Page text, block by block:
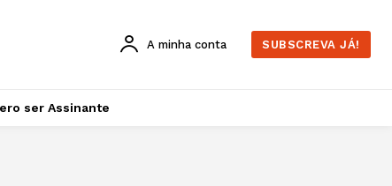
A minha conta SUBSCREVA JÁ!
ser Assinante